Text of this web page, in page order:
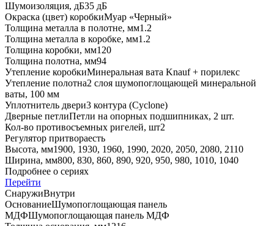
Шумоизоляция, дБ35 дБ
Окраска (цвет) коробкиМуар «Черный»
Толщина металла в полотне, мм1.2
Толщина металла в коробке, мм1.2
Толщина коробки, мм120
Толщина полотна, мм94
Утепление коробкиМинеральная вата Knauf + порилекс
Утепление полотна2 слоя шумопоглощающей минеральной
ваты, 100 мм
Уплотнитель двери3 контура (Cyclone)
Дверные петлиПетли на опорных подшипниках, 2 шт.
Кол-во противосъемных ригелей, шт2
Регулятор притвораесть
Высота, мм1900, 1930, 1960, 1990, 2020, 2050, 2080, 2110
Ширина, мм800, 830, 860, 890, 920, 950, 980, 1010, 1040
Подробнее о сериях
Перейти
СнаружиВнутри
ОснованиеШумопоглощающая панель
МДФШумопоглощающая панель МДФ